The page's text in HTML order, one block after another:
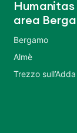
area
Bergamo
Almè
Trezzo sull’Adda